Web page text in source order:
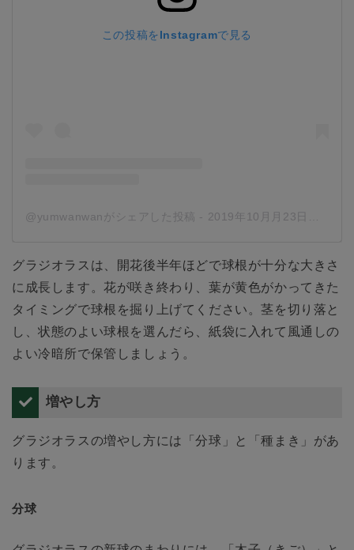
この投稿をInstagramで見る
@yumwanwanがシェアした投稿 - 2019年10月月23日午前12時38分PDT
グラジオラスは、開花後半年ほどで球根が十分な大きさ
に成長します。花が咲き終わり、葉が黄色がかってきた
タイミングで球根を掘り上げてください。茎を切り落と
し、状態のよい球根を選んだら、紙袋に入れて風通しの
よい冷暗所で保管しましょう。
増やし方
グラジオラスの増やし方には「分球」と「種まき」があ
ります。
分球